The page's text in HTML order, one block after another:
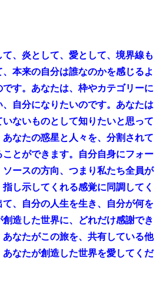
、炎として、愛として、境界線も
本来の自分は誰なのかを感じるよ
す。あなたは、枠やカテゴリーに
、自分になりたいのです。あなたは
ないものとして知りたいと思って
なたの惑星と人々を、分割されて
とができます。自分自身にフォー
ースの方向、つまり私たち全員が
し示してくれる感覚に同調してく
、自分の人生を生き、自分が何を
造した世界に、どれだけ感謝でき
なたがこの旅を、共有している他
なたが創造した世界を愛してくだ